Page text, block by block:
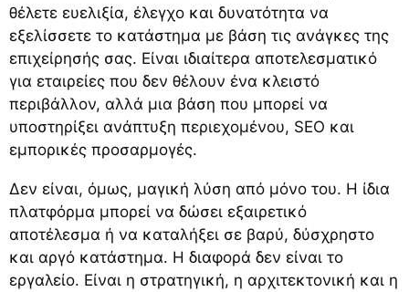
θέλετε ευελιξία, έλεγχο και δυνατότητα να
εξελίσσετε το κατάστημα με βάση τις ανάγκες της
επιχείρησής σας. Είναι ιδιαίτερα αποτελεσματικό
για εταιρείες που δεν θέλουν ένα κλειστό
περιβάλλον, αλλά μια βάση που μπορεί να
υποστηρίξει ανάπτυξη περιεχομένου, SEO και
εμπορικές προσαρμογές.
Δεν είναι, όμως, μαγική λύση από μόνο του. Η ίδια
πλατφόρμα μπορεί να δώσει εξαιρετικό
αποτέλεσμα ή να καταλήξει σε βαρύ, δύσχρηστο
και αργό κατάστημα. Η διαφορά δεν είναι το
εργαλείο. Είναι η στρατηγική, η αρχιτεκτονική και η